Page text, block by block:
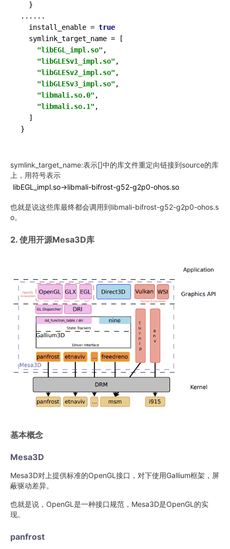
  }
......
  install_enable =
true
  symlink_target_name = [
"libEGL_impl.so" ,
"libGLESv1_impl.so" ,
"libGLESv2_impl.so" ,
"libGLESv3_impl.so" ,
"libmali.so.0" ,
"libmali.so.1" ,
  ]
symlink_target_name:表示[]中的库文件重定向链接到source的库
上，用符号表示
libEGL_impl.so->libmali-bifrost-g52-g2p0-ohos.so
也就是说这些库最终都会调用到libmali-bifrost-g52-g2p0-ohos.s
o。
2. 使用开源Mesa3D库
基本概念
Mesa3D
Mesa3D对上提供标准的OpenGL接口，对下使用Gallium框架，屏
蔽驱动差异。
也就是说，OpenGL是一种接口规范，Mesa3D是OpenGL的实
现。
panfrost